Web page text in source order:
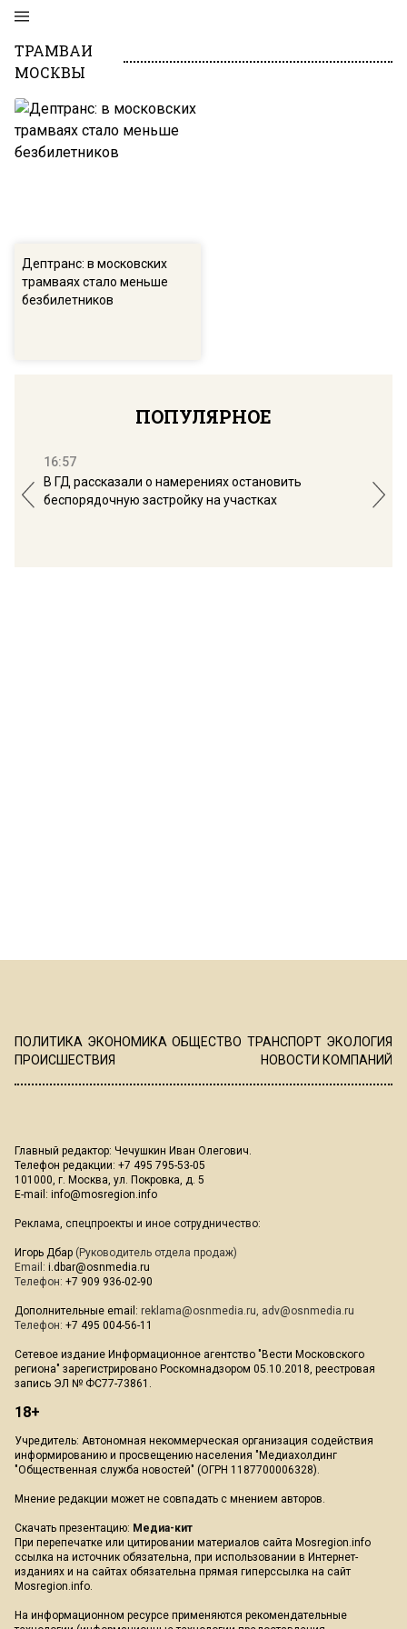
ТРАМВАИ
МОСКВЫ
Дептранс: в московских
трамваях стало меньше
безбилетников
ПОПУЛЯРНОЕ
16:57
В ГД рассказали о намерениях остановить
беспорядочную застройку на участках
ПОЛИТИКА ЭКОНОМИКА ОБЩЕСТВО ТРАНСПОРТ ЭКОЛОГИЯ
ПРОИСШЕСТВИЯ
НОВОСТИ КОМПАНИЙ
Главный редактор: Чечушкин Иван Олегович.
Телефон редакции: +7 495 795-53-05
101000, г. Москва, ул. Покровка, д. 5
E-mail: info@mosregion.info
Реклама, спецпроекты и иное сотрудничество:
Игорь Дбар (Руководитель отдела продаж)
Email: i.dbar@osnmedia.ru
Телефон: +7 909 936-02-90
Дополнительные email: reklama@osnmedia.ru, adv@osnmedia.ru
Телефон: +7 495 004-56-11
Сетевое издание Информационное агентство "Вести Московского
региона" зарегистрировано Роскомнадзором 05.10.2018, реестровая
запись ЭЛ № ФС77-73861.
18+
Учредитель: Автономная некоммерческая организация содействия
информированию и просвещению населения "Медиахолдинг
"Общественная служба новостей" (ОГРН 1187700006328).
Мнение редакции может не совпадать с мнением авторов.
Скачать презентацию: Медиа-кит
При перепечатке или цитировании материалов сайта Mosregion.info
ссылка на источник обязательна, при использовании в Интернет-
изданиях и на сайтах обязательна прямая гиперссылка на сайт
Mosregion.info.
На информационном ресурсе применяются рекомендательные